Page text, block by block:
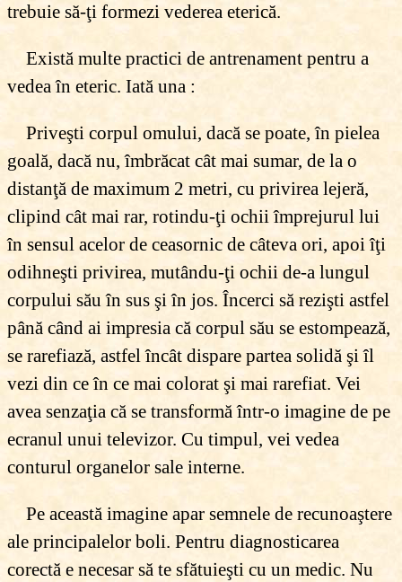
trebuie să-ţi formezi vederea eterică.
Există multe practici de antrenament pentru a
vedea în eteric. Iată una :
Priveşti corpul omului, dacă se poate, în pielea
goală, dacă nu, îmbrăcat cât mai sumar, de la o
distanţă de maximum 2 metri, cu privirea lejeră,
clipind cât mai rar, rotindu-ţi ochii împrejurul lui
în sensul acelor de ceasornic de câteva ori, apoi îţi
odihneşti privirea, mutându-ţi ochii de-a lungul
corpului său în sus şi în jos. Încerci să rezişti astfel
până când ai impresia că corpul său se estompează,
se rarefiază, astfel încât dispare partea solidă şi îl
vezi din ce în ce mai colorat şi mai rarefiat. Vei
avea senzaţia că se transformă într-o imagine de pe
ecranul unui televizor. Cu timpul, vei vedea
conturul organelor sale interne.
Pe această imagine apar semnele de recunoaştere
ale principalelor boli. Pentru diagnosticarea
corectă e necesar să te sfătuieşti cu un medic. Nu